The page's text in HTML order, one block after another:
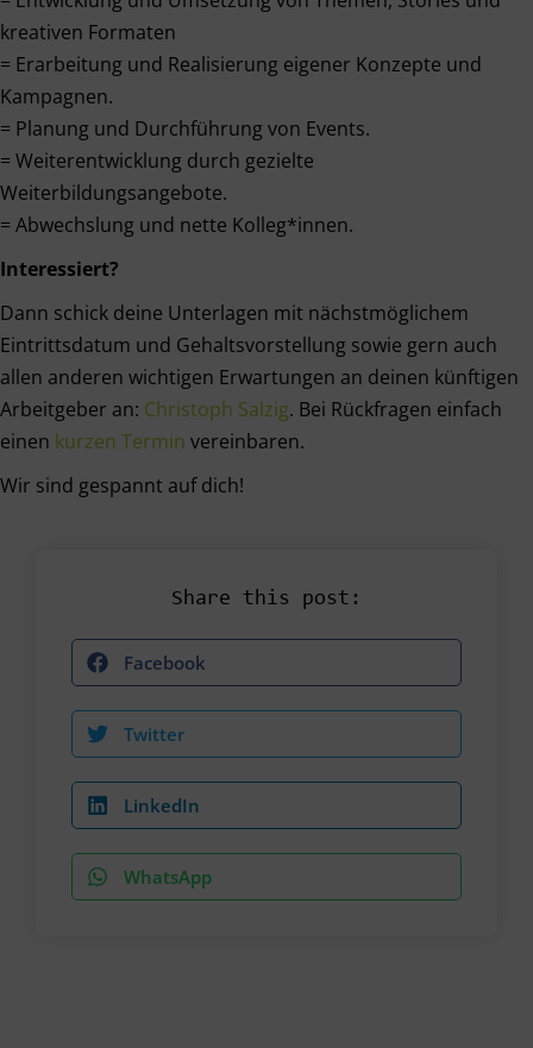
kreativen Formaten
= Erarbeitung und Realisierung eigener Konzepte und
Kampagnen.
= Planung und Durchführung von Events.
= Weiterentwicklung durch gezielte
Weiterbildungsangebote.
= Abwechslung und nette Kolleg*innen.
Interessiert?
Dann schick deine Unterlagen mit nächstmöglichem
Eintrittsdatum und Gehaltsvorstellung sowie gern auch
allen anderen wichtigen Erwartungen an deinen künftigen
Arbeitgeber an: Christoph Salzig. Bei Rückfragen einfach
einen kurzen Termin vereinbaren.
Wir sind gespannt auf dich!
Share this post:
Facebook
Twitter
LinkedIn
WhatsApp